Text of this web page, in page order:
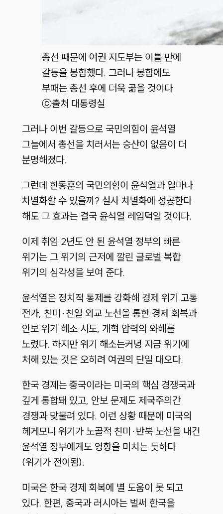
총선 때문에 여권 지도부는 이틀 만에
갈등을 봉합했다. 그러나 봉합에도
부패는 총선 후에 더욱 곪을 것이다
ⓒ출처 대통령실
그러나 이번 갈등으로 국민의힘이 윤석열
그늘에서 총선을 치러서는 승산이 없음이 더
분명해졌다.
그런데 한동훈의 국민의힘이 윤석열과 얼마나
차별화할 수 있을까? 설사 차별화에 성공한다
해도 그 효과는 결국 윤석열 레임덕일 것이다.
이제 취임 2년도 안 된 윤석열 정부의 빠른
위기는 그 위기의 근저에 깔린 글로벌 복합
위기의 심각성을 보여 준다.
윤석열은 정치적 통제를 강화해 경제 위기 고통
전가, 친미·친일 외교 노선을 통한 경제 회복과
안보 위기 해소 시도, 개혁 압력의 와해를
노렸다. 하지만 위기 해소는커녕 지금 위기에
처해 있는 것은 오히려 여권의 단일 대오다.
한국 경제는 중국이라는 미국의 핵심 경쟁국과
깊게 통합돼 있고, 안보 문제도 제국주의간
경쟁과 맞물려 있다. 이런 상황 때문에 미국의
헤게모니 위기가 노골적 친미·반북 노선을 내건
윤석열 정부에게도 영향을 미치는 듯하다
(위기가 전이됨).
미국은 한국 경제 회복에 별 도움이 못 되고
있다. 한편, 중국과 러시아는 벌써 한국을